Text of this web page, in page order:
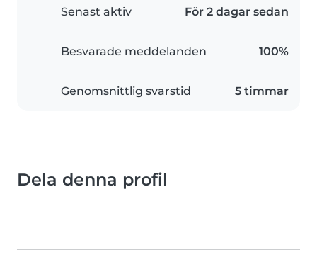
Senast aktiv För 2 dagar sedan
Besvarade meddelanden 100%
Genomsnittlig svarstid 5 timmar
Dela denna profil